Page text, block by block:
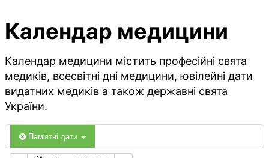
Календар медицини
Календар медицини містить професійні свята
медиків, всесвітні дні медицини, ювілейні дати
видатних медиків а також державні свята
України.
Пам'ятні дати